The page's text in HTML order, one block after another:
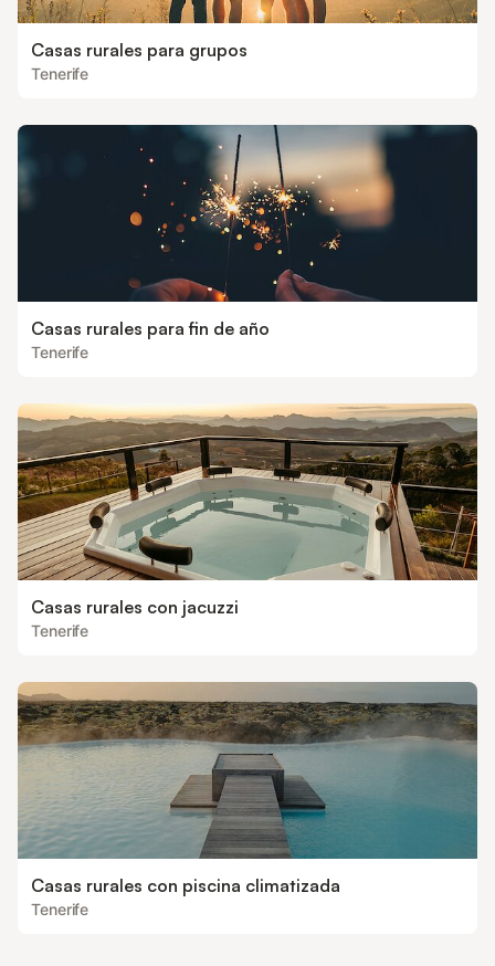
Casas rurales para grupos
Tenerife
Casas rurales para fin de año
Tenerife
Casas rurales con jacuzzi
Tenerife
Casas rurales con piscina climatizada
Tenerife